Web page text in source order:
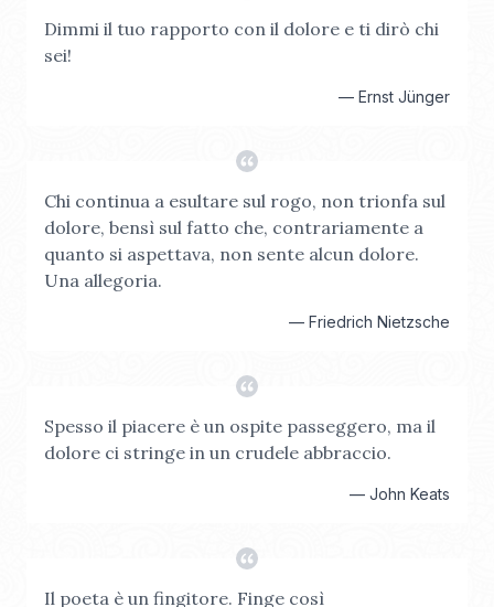
Dimmi il tuo rapporto con il dolore e ti dirò chi
sei!
— Ernst Jünger
Chi continua a esultare sul rogo, non trionfa sul
dolore, bensì sul fatto che, contrariamente a
quanto si aspettava, non sente alcun dolore.
Una allegoria.
— Friedrich Nietzsche
Spesso il piacere è un ospite passeggero, ma il
dolore ci stringe in un crudele abbraccio.
— John Keats
Il poeta è un fingitore. Finge così